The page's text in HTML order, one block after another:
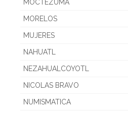
MOCTEZUMA
MORELOS
MUJERES
NAHUATL
NEZAHUALCOYOTL
NICOLAS BRAVO
NUMISMATICA